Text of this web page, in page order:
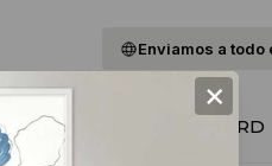
Enviamos a todo
SOMOS GIFT CARD
×